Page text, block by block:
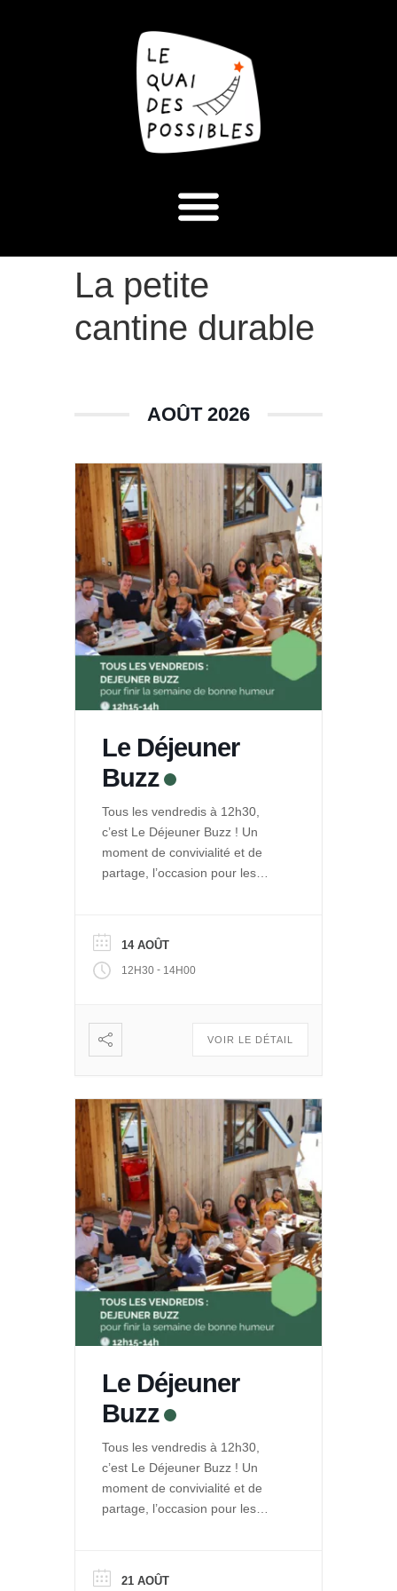
La petite
cantine durable
AOÛT 2026
Le Déjeuner
Buzz
Tous les vendredis à 12h30,
c’est Le Déjeuner Buzz ! Un
moment de convivialité et de
partage, l’occasion pour les
autour d’un repas. Et pour le
public de découvrir les projets
engagés qui se développent
: […]
14 AOÛT
12H30 - 14H00
VOIR LE DÉTAIL
Le Déjeuner
Buzz
Tous les vendredis à 12h30,
c’est Le Déjeuner Buzz ! Un
moment de convivialité et de
partage, l’occasion pour les
autour d’un repas. Et pour le
21 AOÛT